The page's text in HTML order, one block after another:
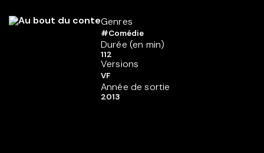
Genres
#Comédie
Durée (en min)
112
Versions
VF
Année de sortie
2013